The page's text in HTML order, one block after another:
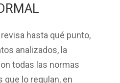
revisa hasta qué punto,
analizados, la
todas las normas
que lo regulan, en